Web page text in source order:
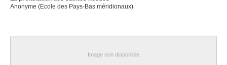
Anonyme (Ecole des Pays-Bas méridionaux)
Image non disponible